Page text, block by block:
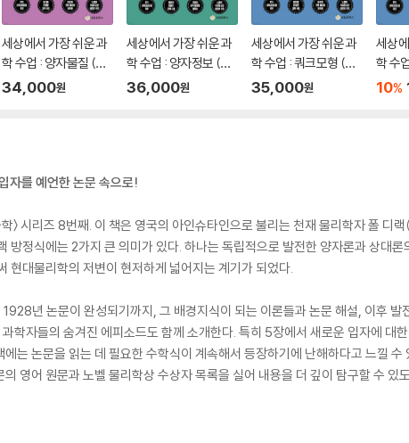
세상에서 가장 쉬운 과
학 수업 : 양자물질 (큰
글자책)
34,000원
세상에서 가장 쉬운 과
학 수업 : 양자정보 (큰
글자책)
36,000원
세상에서 가장 쉬운 과
학 수업 : 쿼크모형 (큰
글자책)
35,000원
세상
학 수
10%
자를 예언한 논문 속으로!
〉 시리즈 8번째. 이 책은 영국의 아인슈타인으로 불리는 천재 물리학자 폴
방정식에는 2가지 큰 의미가 있다. 하나는 독립적으로 발전한 양자론과 상대
현대물리학의 저변이 현저하게 넓어지는 계기가 되었다.
1928년 논문이 완성되기까지, 그 배경지식이 되는 이론들과 논문 해설, 이후
학자들의 숨겨진 에피소드도 함께 소개한다. 특히 5장에서 새로운 입자에 대
는 논문을 읽는 데 필요한 수학식이 계속해서 등장하기에 난해하다고 느낄
영어 원문과 노벨 물리학상 수상자 목록을 실어 내용을 더 깊이 탐구할 수 있